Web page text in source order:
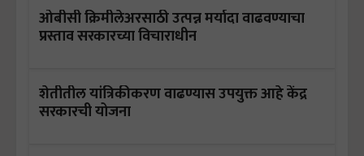
ओबीसी क्रिमीलेअरसाठी उत्पन्न मर्यादा वाढवण्याचा
प्रस्ताव सरकारच्या विचाराधीन
शेतीतील यांत्रिकीकरण वाढण्यास उपयुक्त आहे केंद्र
सरकारची योजना